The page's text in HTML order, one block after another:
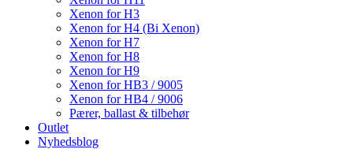
Xenon for H3
Xenon for H4 (Bi Xenon)
Xenon for H7
Xenon for H8
Xenon for H9
Xenon for HB3 / 9005
Xenon for HB4 / 9006
Pærer, ballast & tilbehør
Outlet
Nyhedsblog